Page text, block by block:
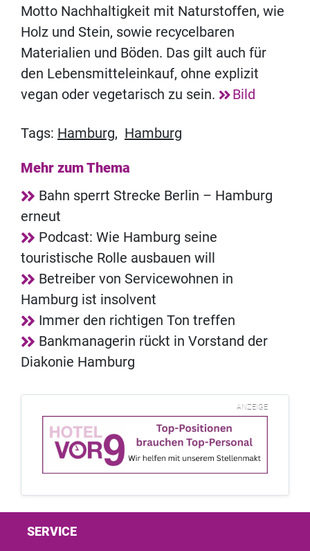
Motto Nachhaltigkeit mit Naturstoffen, wie
Holz und Stein, sowie recycelbaren
Materialien und Böden. Das gilt auch für
den Lebensmitteleinkauf, ohne explizit
vegan oder vegetarisch zu sein.
Bild
Tags: Hamburg, Hamburg
Mehr zum Thema
Bahn sperrt Strecke Berlin – Hamburg
erneut
Podcast: Wie Hamburg seine
touristische Rolle ausbauen will
Betreiber von Servicewohnen in
Hamburg ist insolvent
Immer den richtigen Ton treffen
Bankmanagerin rückt in Vorstand der
Diakonie Hamburg
ANZEIGE
SERVICE